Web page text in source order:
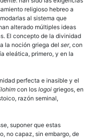
religioso hebreo a
al sistema que
alterado múltiples ideas
El concepto de la divinidad
la noción griega del ser, con
eleática, primero, y en la
perfecta e inasible y el
con los logoi griegos, en
razón seminal,
suponer que estas
no capaz, sin embargo, de